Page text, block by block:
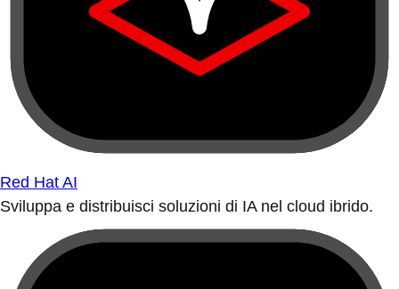
Red Hat AI
Sviluppa e distribuisci soluzioni di IA nel cloud ibrido.